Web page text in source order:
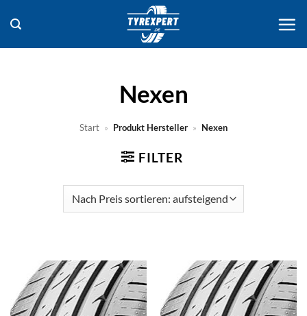
Inhalt
springen
Nexen
Start » Produkt Hersteller » Nexen
FILTER